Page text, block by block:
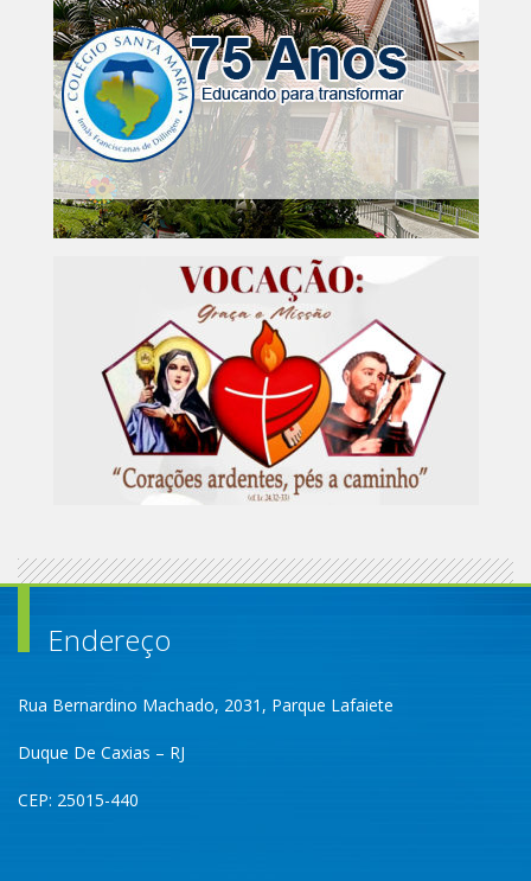
Endereço
Rua Bernardino Machado, 2031, Parque Lafaiete
Duque De Caxias – RJ
CEP: 25015-440